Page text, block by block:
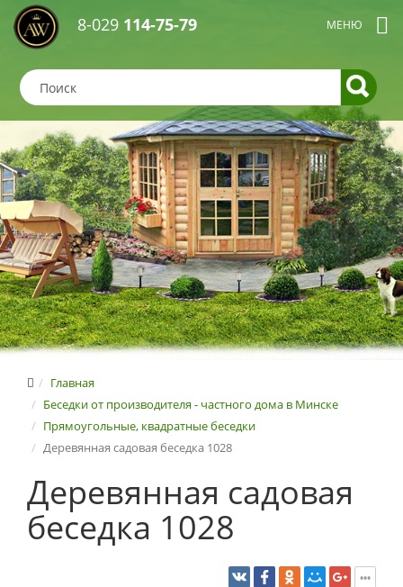
8-029 114-75-79
Главная
Беседки от производителя - частного дома в Минске
Прямоугольные, квадратные беседки
Деревянная садовая беседка 1028
Деревянная садовая
беседка 1028